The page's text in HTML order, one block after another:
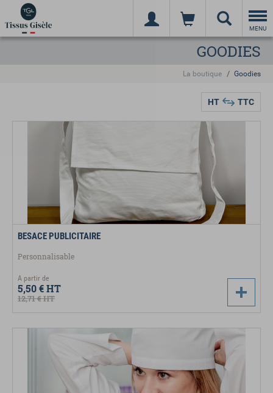
MENU
GOODIES
La boutique Goodies
HT TTC
BESACE PUBLICITAIRE
Personnalisable
A partir de
5,50 €HT
12,71 €HT